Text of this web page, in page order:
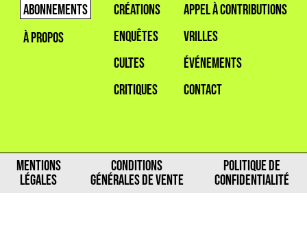
ABONNEMENTS
À PROPOS
CRÉATIONS
ENQUÊTES
CULTES
CRITIQUES
APPEL À CONTRIBUTIONS
VRILLES
ÉVÉNEMENTS
CONTACT
MENTIONS
LÉGALES
CONDITIONS
GÉNÉRALES DE VENTE
POLITIQUE DE
CONFIDENTIALITÉ